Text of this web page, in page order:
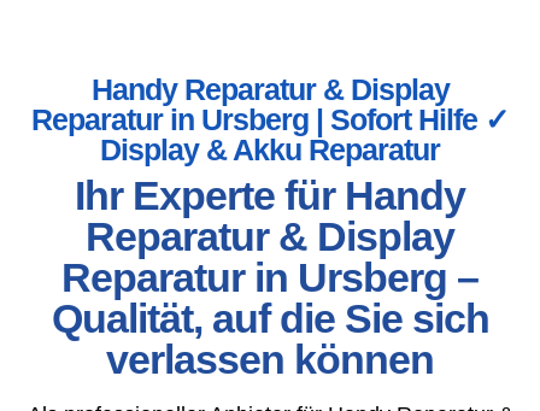
Handy Reparatur & Display
Reparatur in Ursberg | Sofort Hilfe ✓
Display & Akku Reparatur
Ihr Experte für Handy
Reparatur & Display
Reparatur in Ursberg –
Qualität, auf die Sie sich
verlassen können